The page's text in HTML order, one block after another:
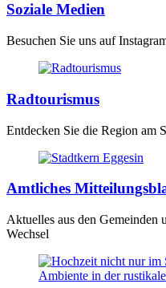
Soziale Medien
Besuchen Sie uns auf
Radtourismus
Entdecken Sie die Region am
Amtliches
Aktuelles aus den Gemeinden
Wechsel